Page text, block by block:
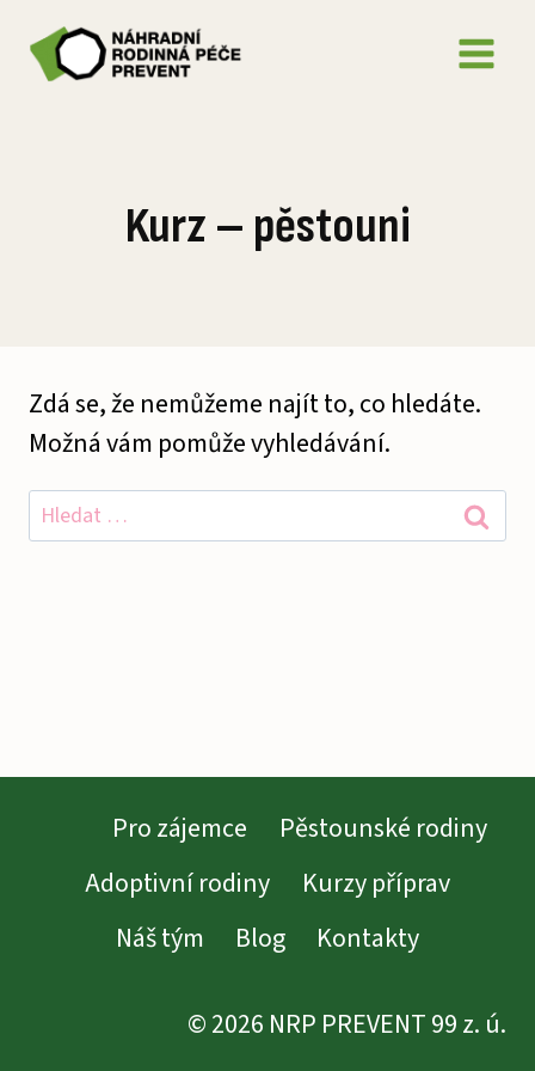
Přeskočit
Kurz – pěstouni
Zdá se, že nemůžeme najít to, co hledáte.
Možná vám pomůže vyhledávání.
Vyhledávání
Pro zájemce
Pěstounské rodiny
Adoptivní rodiny
Kurzy příprav
Náš tým
Blog Kontakty
© 2026 NRP PREVENT 99 z. ú.